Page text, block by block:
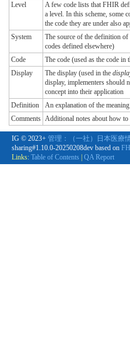
Level
A few code lists that FHIR
a level. In this scheme, some
the code they are under also
System
The source of the definition
codes defined elsewhere)
Code
The code (used as the code in
Display
The display (used in the
display, implementers should
concept into their application
Definition
An explanation of the
Comments Additional notes about how to
IG © 2023+ 管理：（一社）日本医療
sharing#1.10.0-20250208dev based on
Links: Table of Contents QA Report